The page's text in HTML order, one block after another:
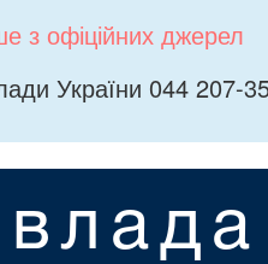
з офіційних джерел
України 044 207-